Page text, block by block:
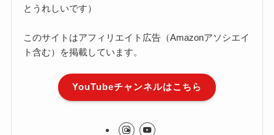
とうれしいです）
このサイトはアフィリエイト広告（Amazonアソシエイ
ト含む）を掲載しています。
YouTubeチャンネルはこちら